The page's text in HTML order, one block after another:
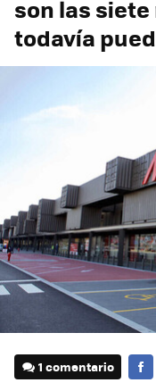
son las
todavía
1 comentario